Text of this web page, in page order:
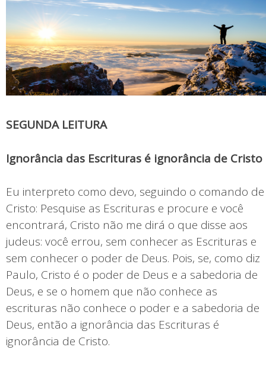
SEGUNDA LEITURA
Ignorância das Escrituras é ignorância de Cristo
Eu interpreto como devo, seguindo o comando de
Cristo: Pesquise as Escrituras e procure e você
encontrará, Cristo não me dirá o que disse aos
judeus: você errou, sem conhecer as Escrituras e
sem conhecer o poder de Deus. Pois, se, como diz
Paulo, Cristo é o poder de Deus e a sabedoria de
Deus, e se o homem que não conhece as
escrituras não conhece o poder e a sabedoria de
Deus, então a ignorância das Escrituras é
ignorância de Cristo.